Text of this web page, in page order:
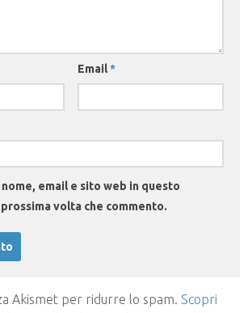
Email*
nome, email e sito web in questo
volta che commento.
Akismet per ridurre lo spam. Scopri